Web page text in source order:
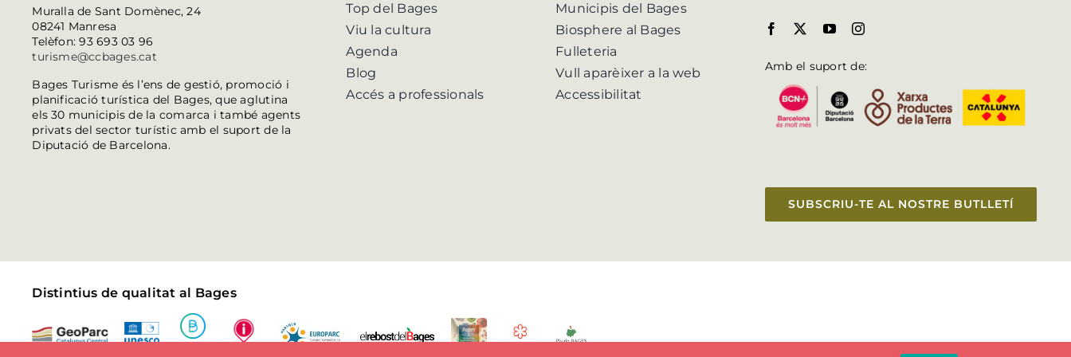
Muralla de Sant Domènec, 24
08241 Manresa
Telèfon: 93 693 03 96
turisme@ccbages.cat
Bages Turisme és l’ens de gestió, promoció i
planificació turística del Bages, que aglutina
els 30 municipis de la comarca i també agents
privats del sector turístic amb el suport de la
Diputació de Barcelona.
Top del Bages
Viu la cultura
Agenda
Blog
Accés a professionals
Municipis del Bages
Biosphere al Bages
Fulleteria
Vull aparèixer a la web
Accessibilitat
Amb el suport de:
SUBSCRIU-TE AL NOSTRE BUTLLETÍ
Distintius de qualitat al Bages